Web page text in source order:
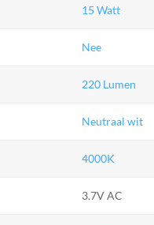
15 Watt
Nee
220 Lumen
Neutraal wit
4000K
3.7V AC